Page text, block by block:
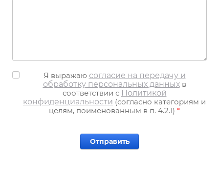
Я выражаю согласие на передачу и
обработку персональных данныхв
соответствии с Политикой
конфиденциальности (согласно категориям и
целям, поименованным в п. 4.2.1) *